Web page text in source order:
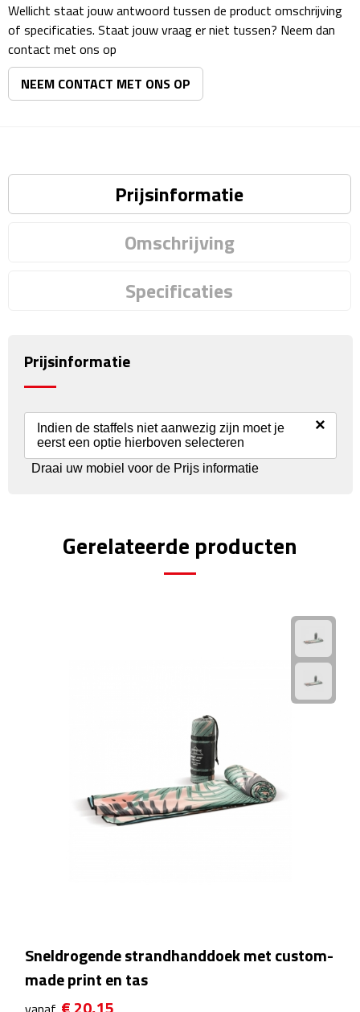
Reisbekers
Opbergtasjes
Koffersloten
Bagageriemen
Bagagelabels
Paspoorthouders
Auto Accessoires
Auto luchtverfrissers
Veiligheidssets
Fietstassen
Fiets telefoonhouders
Wellicht staat jouw antwoord tussen de product omschrijving
of specificaties. Staat jouw vraag er niet tussen? Neem dan
contact met ons op
NEEM CONTACT MET ONS OP
Prijsinformatie
Omschrijving
Specificaties
Prijsinformatie
Indien de staffels niet aanwezig zijn moet je
eerst een optie hierboven selecteren
×
Draai uw mobiel voor de Prijs informatie
Gerelateerde producten
Sneldrogende strandhanddoek met custom-
made print en tas